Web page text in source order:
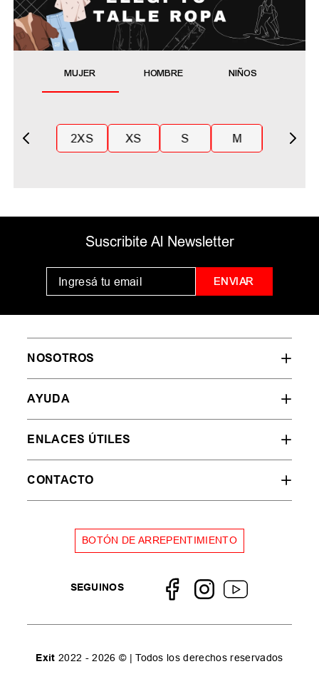
MUJER HOMBRE NIÑOS
2XS XS S M
Suscribite Al Newsletter
ENVIAR
NOSOTROS
AYUDA
ENLACES ÚTILES
CONTACTO
BOTÓN DE ARREPENTIMIENTO
SEGUINOS
Exit 2022 - 2026 © | Todos los derechos reservados